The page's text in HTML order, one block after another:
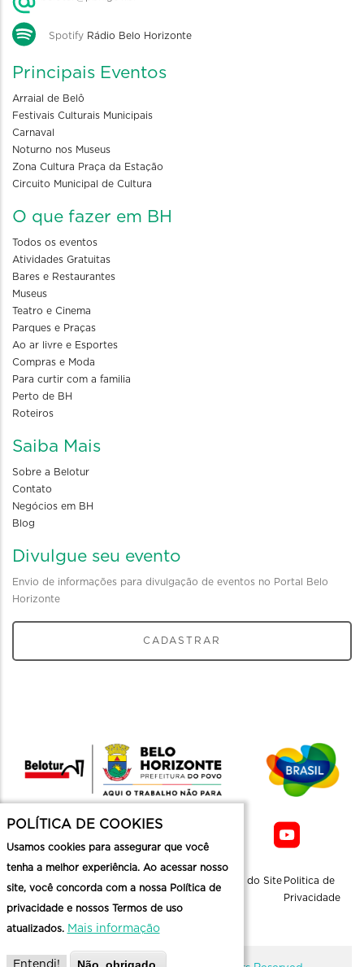
Spotify Rádio Belo Horizonte
Principais Eventos
Arraial de Belô
Festivais Culturais Municipais
Carnaval
Noturno nos Museus
Zona Cultura Praça da Estação
Circuito Municipal de Cultura
O que fazer em BH
Todos os eventos
Atividades Gratuitas
Bares e Restaurantes
Museus
Teatro e Cinema
Parques e Praças
Ao ar livre e Esportes
Compras e Moda
Para curtir com a familia
Perto de BH
Roteiros
Saiba Mais
Sobre a Belotur
Contato
Negócios em BH
Blog
Divulgue seu evento
Envio de informações para divulgação de eventos no Portal Belo
Horizonte
CADASTRAR
Mapa do Site Politica de
Privacidade
POLÍTICA DE COOKIES
Usamos cookies para assegurar que você
tenha a melhor experiência. Ao acessar nosso
site, você concorda com a nossa Política de
privacidade e nossos Termos de uso
atualizados. Mais informação
Entendi!